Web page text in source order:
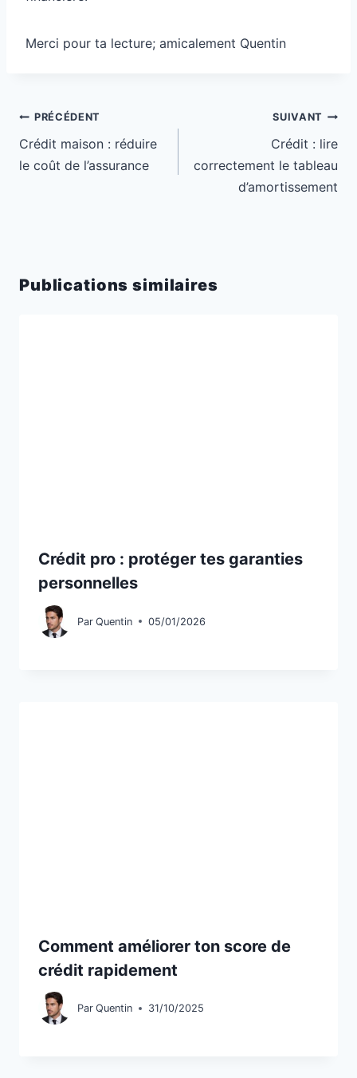
Merci pour ta lecture; amicalement Quentin
Navigation
de
l’article
PRÉCÉDENT
Crédit maison : réduire
le coût de l’assurance
SUIVANT
Crédit : lire
correctement le tableau
d’amortissement
Publications similaires
Crédit pro : protéger tes garanties
personnelles
Par Quentin 05/01/2026
Comment améliorer ton score de
crédit rapidement
Par Quentin 31/10/2025